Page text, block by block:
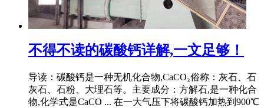
不得不读的碳酸钙详解,一文足够！
导读：碳酸钙是一种无机化合物,CaCO₃俗称：灰石、石
灰石、石粉、大理石等。主要成分：方解石,是一种化合
物,化学式是CaCO ... 在一大气压下将碳酸钙加热到900℃